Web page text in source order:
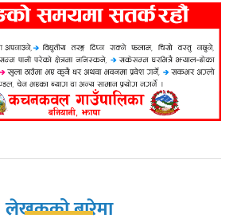
लेखकको बारेमा